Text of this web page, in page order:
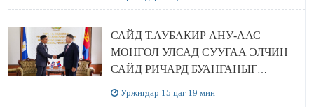
САЙД Т.АУБАКИР АНУ-ААС
МОНГОЛ УЛСАД СУУГАА ЭЛЧИН
САЙД РИЧАРД БУАНГАНЫГ
Уржигдар 15 цаг 19 мин